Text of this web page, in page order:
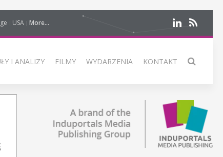
USA More...
I ANALIZY FILMY WYDARZENIA KONTAKT